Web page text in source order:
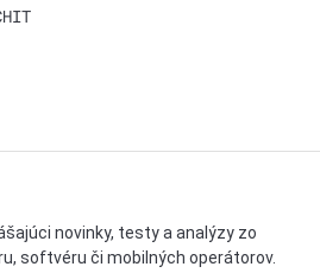
novinky, testy a analýzy zo
softvéru či mobilných operátorov.